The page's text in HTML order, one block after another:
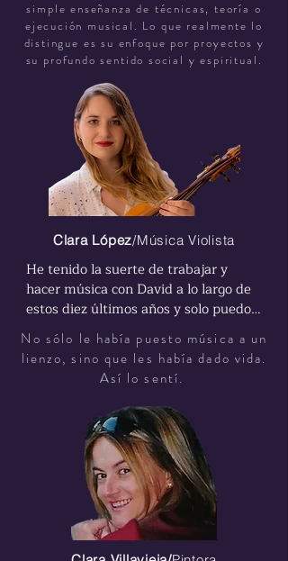
simple enseñanza de técnicas, teoría o
ejecución musical. Lo que realmente lo
distingue es su enfoque por proyectos y
su profundo sentido social y espiritual.
Clara López/Música Violista
He tenido la suerte de trabajar y
hacer música con David a lo largo de
estos diez últimos años y solo puedo
recomendar su trabajo. Su enfoque es
mucho más que una simple
enseñanza de técnicas, teoría o
ejecución musical. Lo que realmente
lo distingue es su enfoque por
proyectos y su profundo sentido
social y espiritual.
Cada proyecto que propone está
diseñado no solo para desarrollar la
actividad musical, sino también para
fomentar la colaboración y el
No sólo le había puesto música a un
lienzo, sino que les había dado vida.
Así lo sentí.